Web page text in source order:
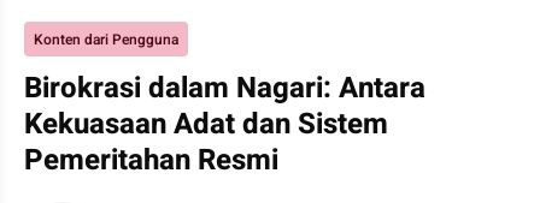
Konten dari Pengguna
Birokrasi dalam Nagari: Antara
Kekuasaan Adat dan Sistem
Pemeritahan Resmi